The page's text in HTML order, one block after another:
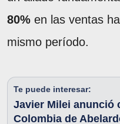
80% en las ventas
mismo período.
Te puede interesar:
Javier Milei anunció
Colombia de